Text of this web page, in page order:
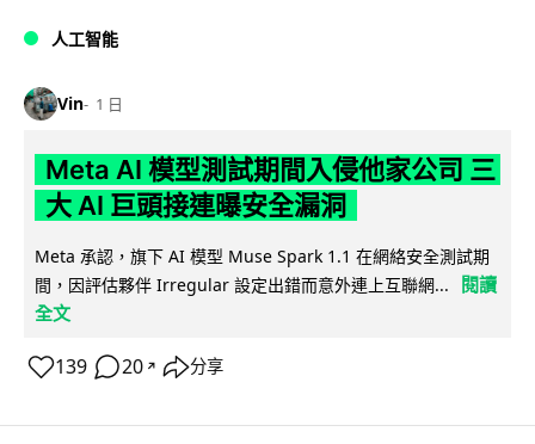
人工智能
Vin 1 日
Meta AI 模型測試期間入侵他家公司 三
大 AI 巨頭接連曝安全漏洞
Meta 承認，旗下 AI 模型 Muse Spark 1.1 在網絡安全測試期
間，因評估夥伴 Irregular 設定出錯而意外連上互聯網...
閱讀
全文
139 20 ↗ 分享